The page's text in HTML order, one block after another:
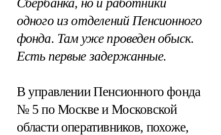
одного из отделений Пенсионного
фонда. Там уже проведен обыск.
Есть первые задержанные.
В управлении Пенсионного фонда
№ 5 по Москве и Московской
области оперативников, похоже,